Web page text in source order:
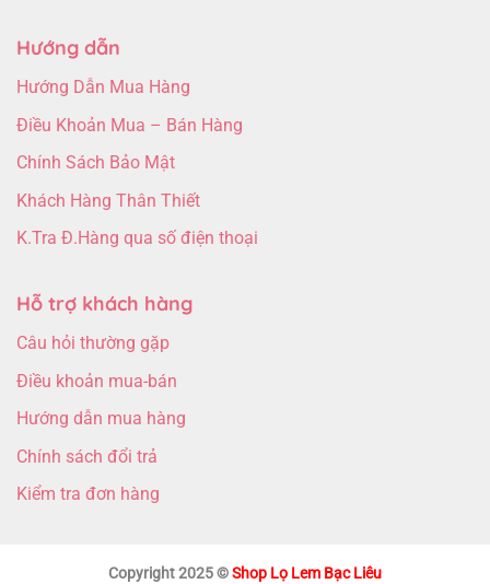
Hướng dẫn
Hướng Dẫn Mua Hàng
Điều Khoản Mua – Bán Hàng
Chính Sách Bảo Mật
Khách Hàng Thân Thiết
K.Tra Đ.Hàng qua số điện thoại
Hỗ trợ khách hàng
Câu hỏi thường gặp
Điều khoản mua-bán
Hướng dẫn mua hàng
Chính sách đổi trả
Kiểm tra đơn hàng
Copyright 2025 ©Shop Lọ Lem Bạc Liêu